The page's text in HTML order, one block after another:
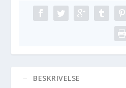
BESKRIVELSE